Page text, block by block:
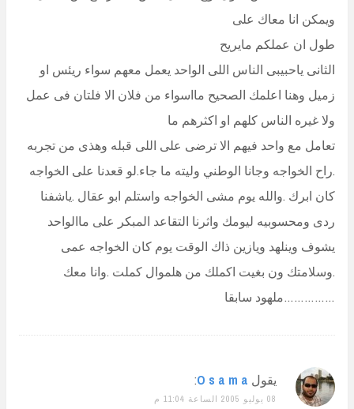
ويمكن انا معاك على
طول ان عملكم مايريح
الثانى ياحبيبى الناس اللى الواحد يعمل معهم سواء ريئس او
زميل وهنا اعلمك الصحيح مااسواء من فلان الا فلتان فى عمل
ولا غيره الناس كلهم او اكثرهم ما
تعامل مع واحد فيهم الا ترضى على اللى قبله وهذى من تجربه
.راح الخواجه وجانا الوطني وليته ما جاء.لو قعدنا على الخواجه
كان ابرك .والله يوم مشى الخواجه واستلم ابو عقال .ياشفنا
ردى ومحسوبيه ليومك واثرنا التقاعد المبكر على ماالواحد
يشوف وينلهد ويازين ذاك الوقت يوم كان الخواجه عمى
.وسلامتك ون بغيت اكملك من هلموال كملت .وانا معك
……………ملهود سابقا
يقول O s a m a
:
08 يوليو 2005 الساعة 11:04 م